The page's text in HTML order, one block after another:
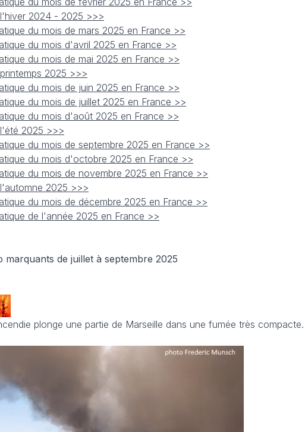
2024 - 2025 >>>
du mois de mars 2025 en France >>
du mois d'avril 2025 en France >>
du mois de mai 2025 en France >>
2025 >>>
du mois de juin 2025 en France >>
du mois de juillet 2025 en France >>
du mois d'août 2025 en France >>
2025 >>>
du mois de septembre 2025 en France >>
du mois d'octobre 2025 en France >>
du mois de novembre 2025 en France >>
2025 >>>
du mois de décembre 2025 en France >>
de l'année 2025 en France >>
marquants de juillet à septembre 2025
plonge une partie de Marseille dans une fumée très